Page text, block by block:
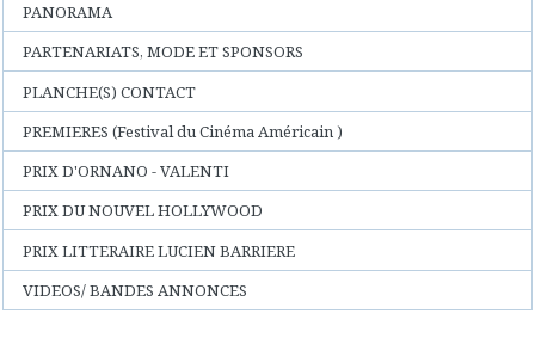
PANORAMA
PARTENARIATS, MODE ET SPONSORS
PLANCHE(S) CONTACT
PREMIERES (Festival du Cinéma Américain )
PRIX D'ORNANO - VALENTI
PRIX DU NOUVEL HOLLYWOOD
PRIX LITTERAIRE LUCIEN BARRIERE
VIDEOS/ BANDES ANNONCES